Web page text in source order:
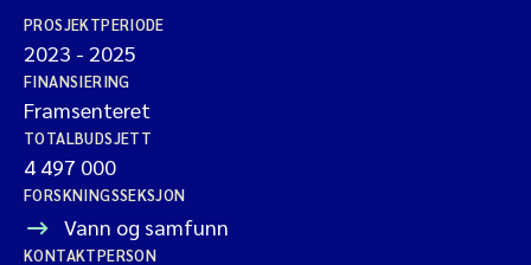
PROSJEKTPERIODE
2023 - 2025
FINANSIERING
Framsenteret
TOTALBUDSJETT
4 497 000
FORSKNINGSSEKSJON
Vann og samfunn
KONTAKTPERSON